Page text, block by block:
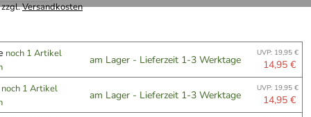
zzgl.Versandkosten
noch 1 Artikel
am Lager - Lieferzeit 1-3 Werktage UVP: 19,95 €
14,95 €
noch 1 Artikel
am Lager - Lieferzeit 1-3 Werktage UVP: 19,95 €
14,95 €